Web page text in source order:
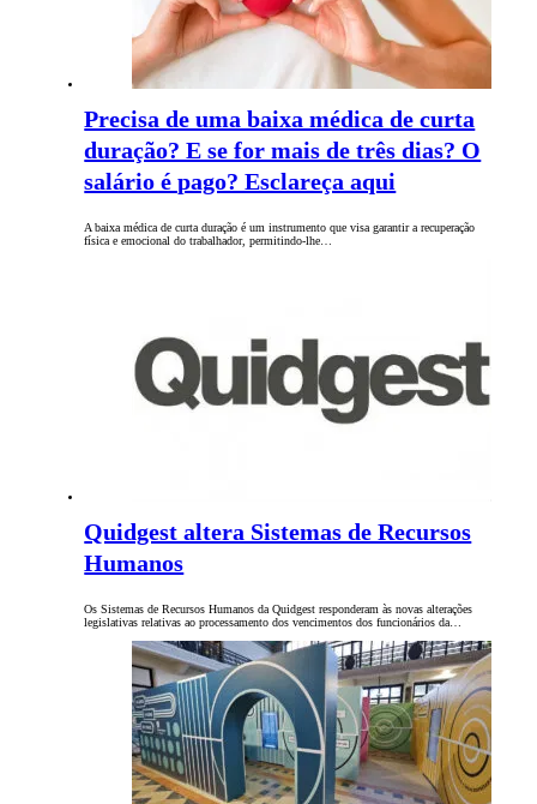
Precisa de uma baixa médica de curta
duração? E se for mais de três dias? O
salário é pago? Esclareça aqui
A baixa médica de curta duração é um instrumento que visa garantir a recuperação
física e emocional do trabalhador, permitindo-lhe…
Quidgest altera Sistemas de Recursos
Humanos
Os Sistemas de Recursos Humanos da Quidgest responderam às novas alterações
legislativas relativas ao processamento dos vencimentos dos funcionários da…